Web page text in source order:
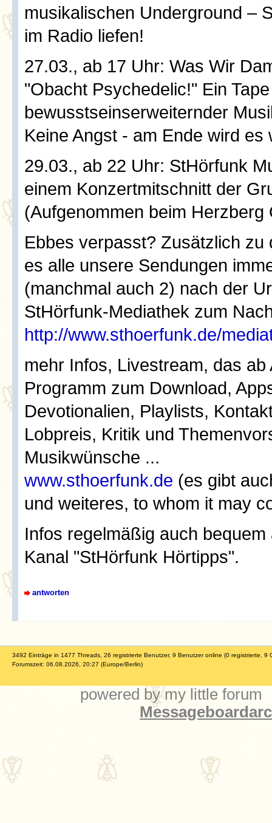
musikalischen Underground –
im Radio liefen!
27.03., ab 17 Uhr: Was Wir
"Obacht Psychedelic!" Ein
bewusstseinserweiternder
Keine Angst - am Ende wird es
29.03., ab 22 Uhr: StHörfunk
einem Konzertmitschnitt der
(Aufgenommen beim Herzberg
Ebbes verpasst? Zusätzlich zu
es alle unsere Sendungen
(manchmal auch 2) nach der
StHörfunk-Mediathek zum
http://www.sthoerfunk.de/
mehr Infos, Livestream, das ab
Programm zum Download,
Devotionalien, Playlists,
Lobpreis, Kritik und
Musikwünsche ...
www.sthoerfunk.de (es gibt
und weiteres, to whom it may
Infos regelmäßig auch
Kanal "StHörfunk Hörtipps".
antworten
3492 Einträge in 1477 Threads, 26 registrierte Benutzer, 9 Benutzer online (0 registrierte, 9
Forumszeit: 06.08.2026, 20:27 (Europe/Berlin)
powered by my little forum